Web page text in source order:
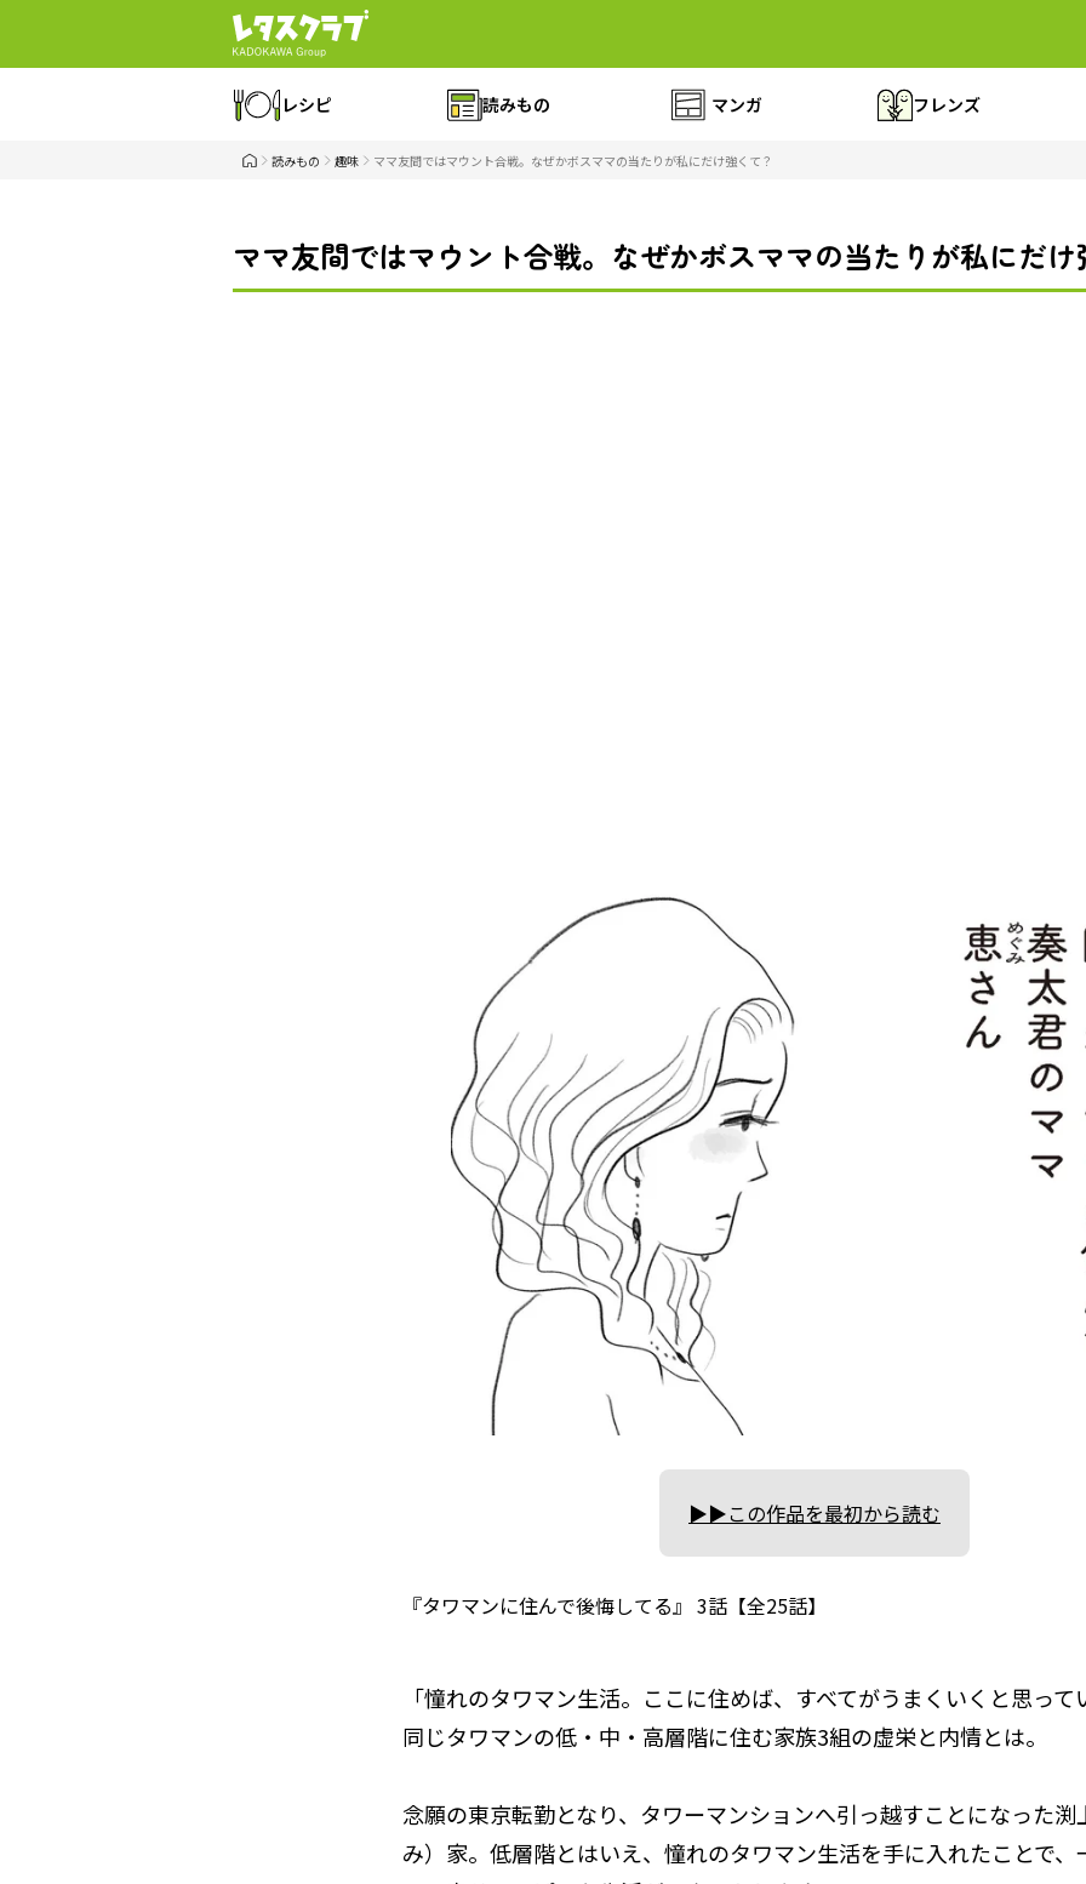
レシピ 読みもの マンガ フレンズ
読みもの 趣味 ママ友間ではマウント合戦。なぜかボスママの当たりが私にだけ強くて？
ママ友間ではマウント合戦。なぜかボスママの当たりが私にだけ
▶▶この作品を最初から読む
『タワマンに住んで後悔してる』 3話【全25話】
「憧れのタワマン生活。ここに住めば、すべてがうまくいくと思って
同じタワマンの低・中・高層階に住む家族3組の虚栄と内情とは。
念願の東京転勤となり、タワーマンションへ引っ越すことになった渕
み）家。低層階とはいえ、憧れのタワマン生活を手に入れたことで、